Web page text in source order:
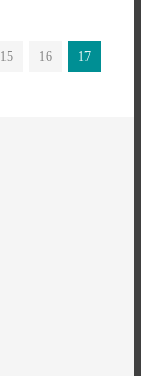
15 16 17